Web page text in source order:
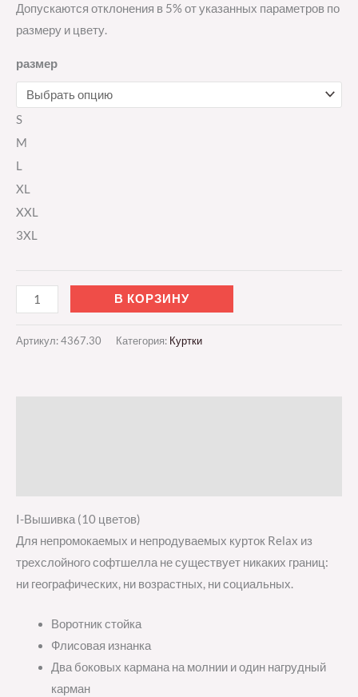
Допускаются отклонения в 5% от указанных параметров по
размеру и цвету.
размер
S
M
L
XL
XXL
3XL
В КОРЗИНУ
Артикул:4367.30 Категория: Куртки
I-Вышивка (10 цветов)
Для непромокаемых и непродуваемых курток Relax из
трехслойного софтшелла не существует никаких границ:
ни географических, ни возрастных, ни социальных.
Воротник стойка
Флисовая изнанка
Два боковых кармана на молнии и один нагрудный
карман